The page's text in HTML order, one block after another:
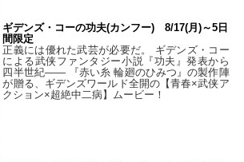
ギデンズ・コーの功夫(カンフー) 8/17(月)～5日
間限定
正義には優れた武芸が必要だ。 ギデンズ・コー
による武侠ファンタジー小説『功夫』発表から
四半世紀―― 『赤い糸 輪廻のひみつ』の製作陣
が贈る、ギデンズワールド全開の【青春×武侠ア
クション×超絶中二病】ムービー！